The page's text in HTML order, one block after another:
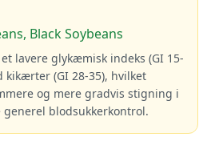
Black Soybeans
lavere glykæmisk indeks (GI 15-
kikærter (GI 28-35), hvilket
og mere gradvis stigning i
blodsukkerkontrol.